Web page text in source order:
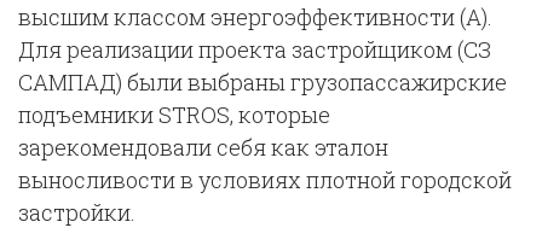
высшим классом энергоэффективности (А).
Для реализации проекта застройщиком (СЗ
САМПАД) были выбраны грузопассажирские
подъемники STROS, которые
зарекомендовали себя как эталон
выносливости в условиях плотной городской
застройки.